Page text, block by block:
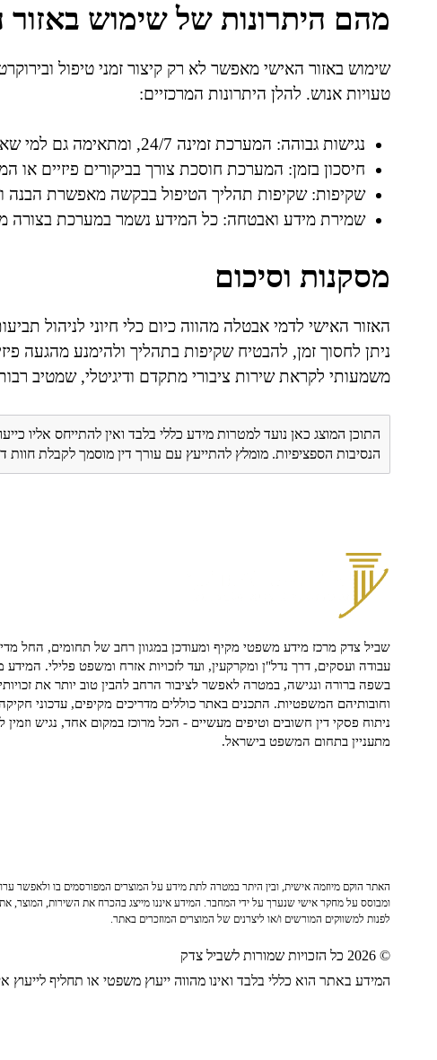
מהם היתרונות של שימוש באזור
שימוש באזור האישי מאפשר לא רק קיצור זמני טיפול
טעויות אנוש. להלן היתרונות המרכזיים:
נגישות גבוהה: המערכת זמינה 24/7, ומתאימה גם למי שאינו תושב המטרופולין הזקוק לשירותים מרחוק.
חיסכון בזמן: המערכת חוסכת צורך בביקורים פיזיים או
שקיפות: שקיפות תהליך הטיפול בבקשה מאפשרת
שמירת מידע ואבטחה: כל המידע נשמר במערכת בצורה
מסקנות וסיכום
האזור האישי לדמי אבטלה מהווה כיום כלי חיוני לניהול
ניתן לחסוך זמן, להבטיח שקיפות בתהליך ולהימנע מהגעה
משמעותי לקראת שירות ציבורי מתקדם ודיגיטלי, שמטיב
התוכן המוצג כאן נועד למטרות מידע כללי בלבד ואין להתייחס אליו
הנסיבות הספציפיות. מומלץ להתייעץ עם עורך דין מוסמך לקבלת
שביל צדק מרכז מידע משפטי מקיף ומעודכן במגוון רחב של תחומים, החל
עבודה ועסקים, דרך נדל"ן ומקרקעין, ועד לזכויות אזרח ומשפט פלילי. המידע
בשפה ברורה ונגישה, במטרה לאפשר לציבור הרחב להבין טוב יותר את
וחובותיהם המשפטיות. התכנים באתר כוללים מדריכים מקיפים, עדכוני
ניתוח פסקי דין חשובים וטיפים מעשיים - הכל מרוכז במקום אחד, נגיש וזמין
מתעניין בתחום המשפט בישראל.
האתר הוקם מיוזמה אישית, ובין היתר במטרה לתת מידע על המוצרים המפורסמים בו ולאפשר
ומבוסס על מחקר אישי שנערך על ידי המחבר. המידע איננו מייצג בהכרח את השירות, המוצר,
לפנות למשווקים המורשים ו/או ליצרנים של המוצרים המוזכרים באתר.
© 2026 כל הזכויות שמורות לשביל צדק
המידע באתר הוא כללי בלבד ואינו מהווה ייעוץ משפטי או תחליף לייעוץ